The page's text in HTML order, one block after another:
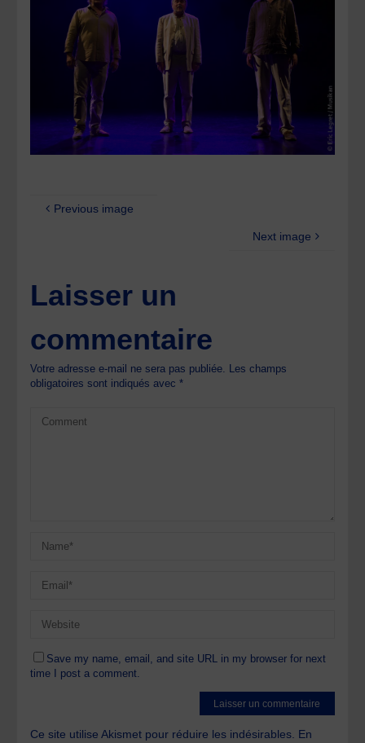
Previous image
Next image
Laisser un
commentaire
Votre adresse e-mail ne sera pas publiée. Les champs
obligatoires sont indiqués avec*
Save my name, email, and site URL in my browser for next
time I post a comment.
Ce site utilise Akismet pour réduire les indésirables. En